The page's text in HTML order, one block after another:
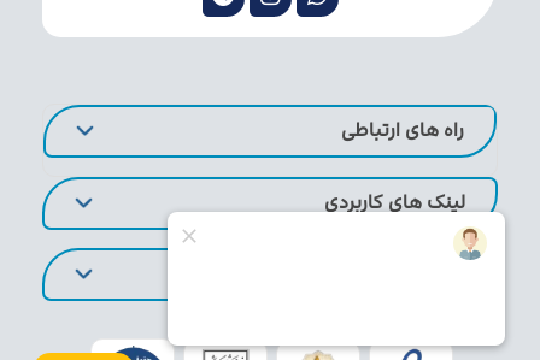
راه های ارتباطی
لینک های کاربردی